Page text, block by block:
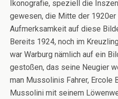
Ikonografie, speziell die
gewesen, die Mitte der 1920er
Aufmerksamkeit auf diese
Bereits 1924, noch im
war Warburg nämlich auf ein
gestoßen, das seine Neugier
man Mussolinis Fahrer, Ercole
Mussolini mit seinem